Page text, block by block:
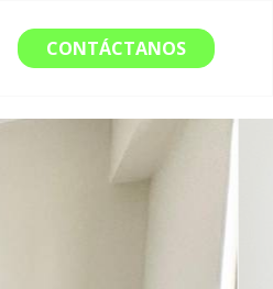
CONTÁCTANOS